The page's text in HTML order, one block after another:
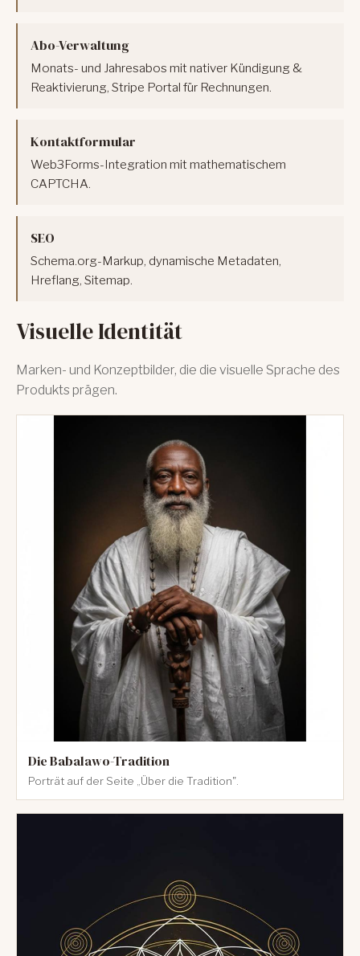
Abo-Verwaltung
Monats- und Jahresabos mit nativer Kündigung &
Reaktivierung, Stripe Portal für Rechnungen.
Kontaktformular
Web3Forms-Integration mit mathematischem
CAPTCHA.
SEO
Schema.org-Markup, dynamische Metadaten,
Hreflang, Sitemap.
Visuelle Identität
Marken- und Konzeptbilder, die die visuelle Sprache des
Produkts prägen.
Die Babalawo-Tradition
Porträt auf der Seite „Über die Tradition".